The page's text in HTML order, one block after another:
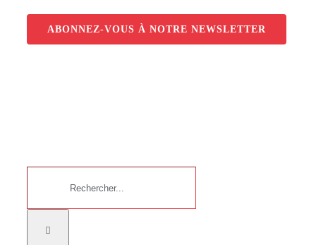
contenu
ABONNEZ-VOUS À NOTRE NEWSLETTER